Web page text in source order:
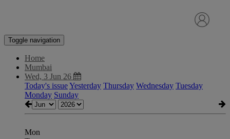
Toggle navigation
Home
Mumbai
Wed, 3 Jun 26
Today's issueYesterday Thursday Wednesday Tuesday
Monday Sunday
Mon